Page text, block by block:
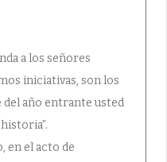
a los señores
iniciativas, son los
del año entrante usted
en el acto de